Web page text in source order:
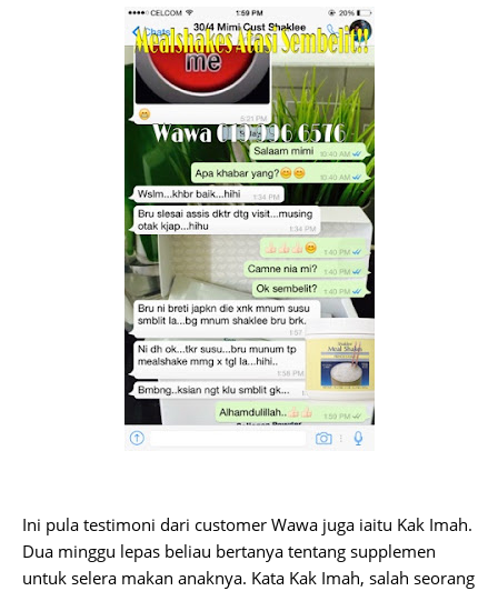
Ini pula testimoni dari customer Wawa juga iaitu Kak Imah.
Dua minggu lepas beliau bertanya tentang supplemen
untuk selera makan anaknya. Kata Kak Imah, salah seorang